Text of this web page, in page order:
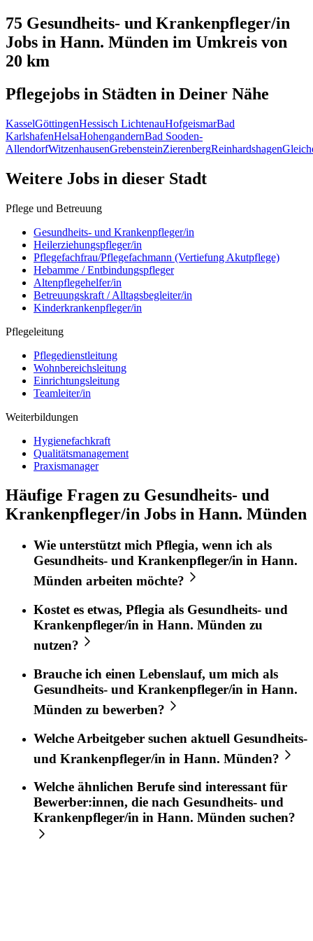
75 Gesundheits- und Krankenpfleger/in
Jobs in Hann. Münden im Umkreis von
20 km
Pflegejobs in Städten in Deiner Nähe
KasselGöttingenHessisch LichtenauHofgeismarBad
KarlshafenHelsaHohengandernBad Sooden-
AllendorfWitzenhausenGrebensteinZierenbergReinhardshagen
Weitere Jobs in dieser Stadt
Pflege und Betreuung
Gesundheits- und Krankenpfleger/in
Heilerziehungspfleger/in
Pflegefachfrau/Pflegefachmann (Vertiefung Akutpflege)
Hebamme / Entbindungspfleger
Altenpflegehelfer/in
Betreuungskraft / Alltagsbegleiter/in
Kinderkrankenpfleger/in
Pflegeleitung
Pflegedienstleitung
Wohnbereichsleitung
Einrichtungsleitung
Teamleiter/in
Weiterbildungen
Hygienefachkraft
Qualitätsmanagement
Praxismanager
Häufige Fragen zu Gesundheits- und
Krankenpfleger/in Jobs in Hann. Münden
Wie unterstützt mich Pflegia, wenn ich als
Gesundheits- und Krankenpfleger/in in Hann.
Münden arbeiten möchte?
Kostet es etwas, Pflegia als Gesundheits- und
Krankenpfleger/in in Hann. Münden zu
nutzen?
Brauche ich einen Lebenslauf, um mich als
Gesundheits- und Krankenpfleger/in in Hann.
Münden zu bewerben?
Welche Arbeitgeber suchen aktuell Gesundheits-
und Krankenpfleger/in in Hann. Münden?
Welche ähnlichen Berufe sind interessant für
Bewerber:innen, die nach Gesundheits- und
Krankenpfleger/in in Hann. Münden suchen?